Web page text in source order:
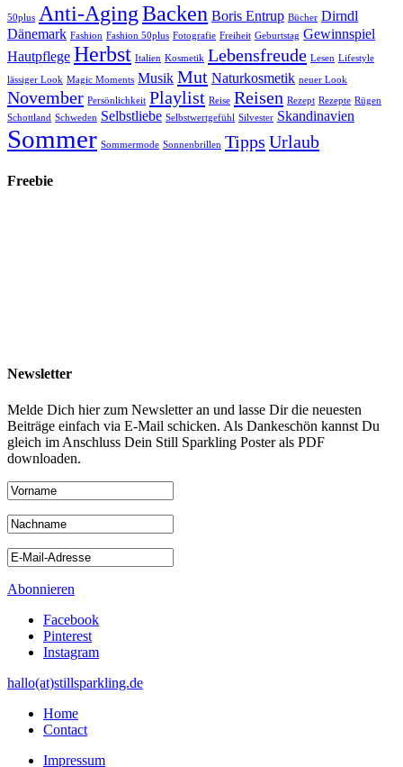
50plus Anti-AgingBacken Boris Entrup Bücher Dirndl
Dänemark Fashion Fashion 50plus Fotografie Freiheit Geburtstag Gewinnspiel
Hautpflege Herbst Italien Kosmetik Lebensfreude Lesen Lifestyle
lässiger Look Magic Moments Musik Mut Naturkosmetik neuer Look
November Persönlichkeit Playlist Reise Reisen Rezept Rezepte Rügen
Schottland Schweden Selbstliebe Selbstwertgefühl Silvester Skandinavien
Sommer Sommermode Sonnenbrillen Tipps Urlaub
Freebie
Newsletter
Melde Dich hier zum Newsletter an und lasse Dir die neuesten
Beiträge einfach via E-Mail schicken. Als Dankeschön kannst Du
gleich im Anschluss Dein Still Sparkling Poster als PDF
downloaden.
Abonnieren
Facebook
Pinterest
Instagram
hallo(at)stillsparkling.de
Home
Contact
Impressum